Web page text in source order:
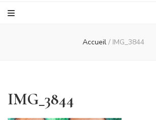
Accueil / IMG_3844
IMG_3844